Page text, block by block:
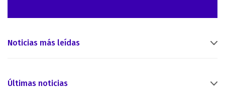
Noticias más leídas
Últimas noticias